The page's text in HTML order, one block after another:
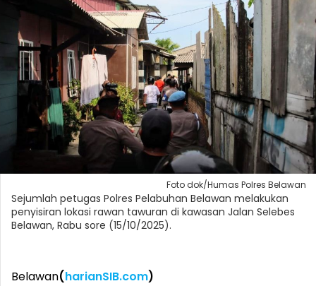
Foto dok/Humas Polres Belawan
Sejumlah petugas Polres Pelabuhan Belawan melakukan
penyisiran lokasi rawan tawuran di kawasan Jalan Selebes
Belawan, Rabu sore (15/10/2025).
Belawan(harianSIB.com)